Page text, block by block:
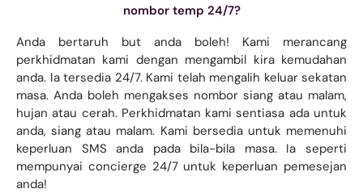
nombor temp 24/7?
Anda bertaruh but anda boleh! Kami merancang
perkhidmatan kami dengan mengambil kira kemudahan
anda. Ia tersedia 24/7. Kami telah mengalih keluar sekatan
masa. Anda boleh mengakses nombor siang atau malam,
hujan atau cerah. Perkhidmatan kami sentiasa ada untuk
anda, siang atau malam. Kami bersedia untuk memenuhi
keperluan SMS anda pada bila-bila masa. Ia seperti
mempunyai concierge 24/7 untuk keperluan pemesejan
anda!